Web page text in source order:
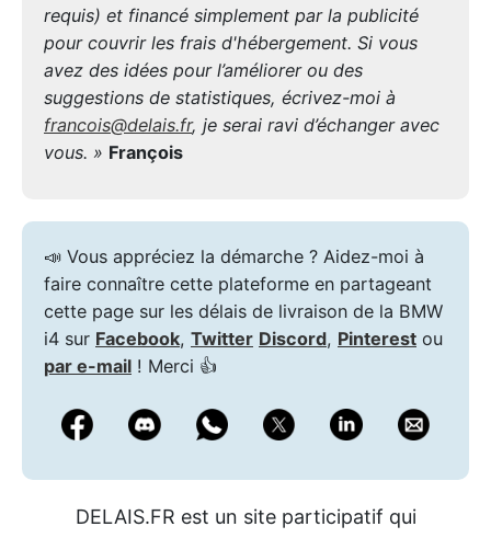
requis) et financé simplement par la publicité
pour couvrir les frais d'hébergement. Si vous
avez des idées pour l’améliorer ou des
suggestions de statistiques, écrivez-moi à
francois@delais.fr, je serai ravi d’échanger avec
vous. » François
📣 Vous appréciez la démarche ? Aidez-moi à
faire connaître cette plateforme en partageant
cette page sur les délais de livraison de la BMW
i4 sur Facebook, Twitter Discord, Pinterest ou
par e-mail ! Merci 👍
DELAIS.FR est un site participatif qui